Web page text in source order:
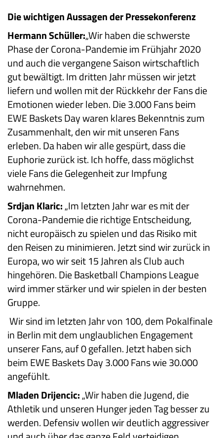
Die wichtigen Aussagen der Pressekonferenz
Hermann Schüller:„Wir haben die schwerste
Phase der Corona-Pandemie im Frühjahr 2020
und auch die vergangene Saison wirtschaftlich
gut bewältigt. Im dritten Jahr müssen wir jetzt
liefern und wollen mit der Rückkehr der Fans die
Emotionen wieder leben. Die 3.000 Fans beim
EWE Baskets Day waren klares Bekenntnis zum
Zusammenhalt, den wir mit unseren Fans
erleben. Da haben wir alle gespürt, dass die
Euphorie zurück ist. Ich hoffe, dass möglichst
viele Fans die Gelegenheit zur Impfung
wahrnehmen.
Srdjan Klaric:„Im letzten Jahr war es mit der
Corona-Pandemie die richtige Entscheidung,
nicht europäisch zu spielen und das Risiko mit
den Reisen zu minimieren. Jetzt sind wir zurück in
Europa, wo wir seit 15 Jahren als Club auch
hingehören. Die Basketball Champions League
wird immer stärker und wir spielen in der besten
Gruppe.
Wir sind im letzten Jahr von 100, dem Pokalfinale
in Berlin mit dem unglaublichen Engagement
unserer Fans, auf 0 gefallen. Jetzt haben sich
beim EWE Baskets Day 3.000 Fans wie 30.000
angefühlt.
Mladen Drijencic:„Wir haben die Jugend, die
Athletik und unseren Hunger jeden Tag besser zu
werden. Defensiv wollen wir deutlich aggressiver